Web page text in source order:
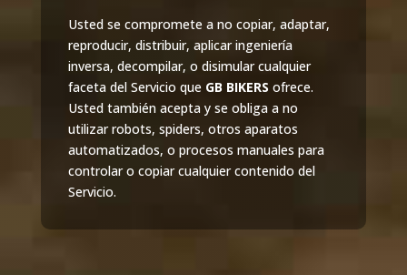
Usted se compromete a no copiar, adaptar,
reproducir, distribuir, aplicar ingeniería
inversa, decompilar, o disimular cualquier
faceta del Servicio que GB BIKERS ofrece.
Usted también acepta y se obliga a no
utilizar robots, spiders, otros aparatos
automatizados, o procesos manuales para
controlar o copiar cualquier contenido del
Servicio.